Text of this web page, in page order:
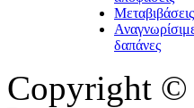
Μεταβιβάσεις
δαπάνες
Copyright ©